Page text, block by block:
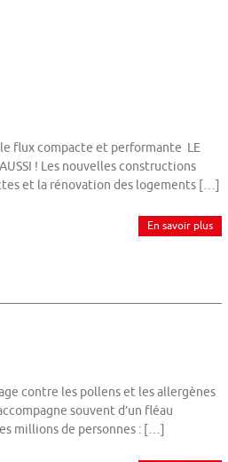
flux compacte et performante LE
! Les nouvelles constructions
et la rénovation des logements […]
En savoir plus
contre les pollens et les allergènes
souvent d’un fléau
millions de personnes : […]